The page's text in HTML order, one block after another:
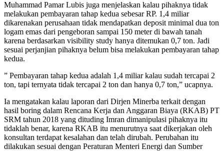
Muhammad Pamar Lubis juga menjelaskan kalau pihaknya tidak
melakukan pembayaran tahap kedua sebesar RP. 1,4 miliar
dikarenakan perusahaan tidak mendapatkan deposit minimal dua ton
logam emas dari pengeboran sampai 150 meter di bawah tanah
karena berdasarkan visibility study hanya ditemukan 0,7 ton. Jadi
sesuai perjanjian pihaknya belum bisa melakukan pembayaran tahap
kedua.
” Pembayaran tahap kedua adalah 1,4 miliar kalau sudah tercapai 2
ton, tapi ternyata tidak tercapai 2 ton dan hanya 0,7 ton,” ucapnya.
Ia mengatakan kalau laporan dari Dirjen Minerba terkait dengan
hasil boring dalam Rencana Kerja dan Anggaran Biaya (RKAB) PT
SRM tahun 2018 yang dituding Imran dimanipulasi pihaknya itu
tidaklah benar, karena RKAB itu menurutnya saat dikerjakan oleh
konsultan terdapat kesalahan dan telah dirubah. Perubahan itu
dilakukan sesuai dengan Peraturan Menteri Energi dan Sumber